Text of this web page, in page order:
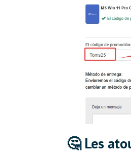
🤔 Les